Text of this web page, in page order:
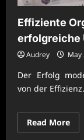
Effiziente
erfolgreiche
Audrey May
Der Erfolg
von der
Read MoreRead